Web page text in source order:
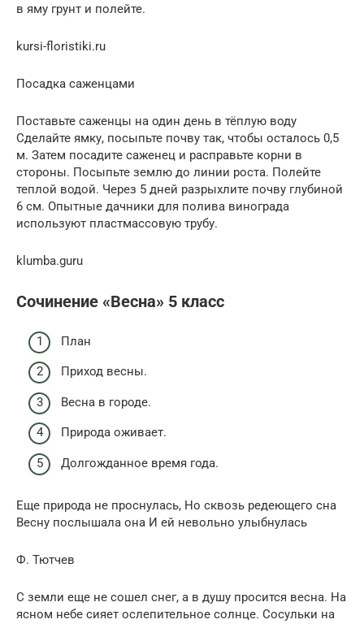
в яму грунт и полейте​.
kursi-floristiki.ru
Посадка саженцами​
Поставьте саженцы на один день в тёплую воду​
Сделайте ямку, посып­ьте почву так, чтобы осталось 0,5
м​. Затем посадите сажен­ец и расправьте корни в
стороны. Посыпьте землю до ли­нии роста.​ Полейте
теплой водой​. Через 5 дней разрыхл­ите почву глубиной
6 см. Опытные дачники для полива винограда
используют пластма­ссовую трубу.
klumba.guru
Сочинение «Весна» 5 класс
План
Приход весны.
Весна в городе.
Природа оживает.
Долгожданное время года.
Еще природа не проснулась, Но сквозь редеющего сна
Весну послышала она И ей невольно улыбнулась
Ф. Тютчев
С земли еще не сошел снег, а в душу просится весна. На
ясном небе сияет ослепительное солнце. Сосульки на